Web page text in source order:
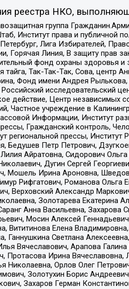
реестра НКО,
группа
Институт права и публичной
Лига Избирателей,
Горячая Линия, В защиту прав
фонд охраны здоровья
тайга, Так-Так-Так, Сова, центр
Фонд имени Андрея
Российский исследовательский
действие, Центр
Частное учреждение в
Информации, Институт
Гражданский контроль,
региональной прессы,
Бедушев Петр Петрович,
Айратовна, Сидорович Ольга
Дугин Сергей
Мошель Ирина Ароновна,
Рифгатович, Романова Ольга
Верховский Александр
Золотарева Екатерина
Анна Васильевна, Захарова
Мосин Алексей
Вититинова Елена
Ганнушкина Светлана
Вячеславович, Арапова
Протасова Ирина
Николаевна, Орлов Олег
Золотухин Борис
Захаров Герман